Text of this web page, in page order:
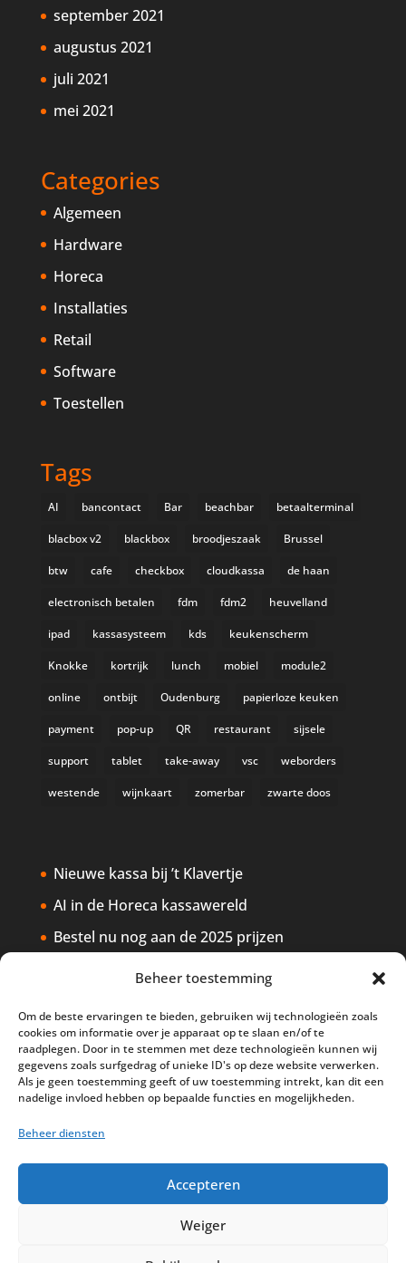
Beheer toestemming
Om de beste ervaringen te bieden, gebruiken wij technologieën zoals
cookies om informatie over je apparaat op te slaan en/of te
raadplegen. Door in te stemmen met deze technologieën kunnen wij
gegevens zoals surfgedrag of unieke ID's op deze website verwerken.
Als je geen toestemming geeft of uw toestemming intrekt, kan dit een
nadelige invloed hebben op bepaalde functies en mogelijkheden.
Beheer diensten
Accepteren
Weiger
september 2021
augustus 2021
juli 2021
mei 2021
Categories
Algemeen
Hardware
Horeca
Installaties
Retail
Software
Toestellen
Tags
AI bancontact Bar beachbar betaalterminal
blacbox v2 blackbox broodjeszaak Brussel
btw cafe checkbox cloudkassa de haan
electronisch betalen fdm fdm2 heuvelland
ipad kassasysteem kds keukenscherm
Knokke kortrijk lunch mobiel module2
online ontbijt Oudenburg papierloze keuken
payment pop-up QR restaurant sijsele
support tablet take-away vsc weborders
westende wijnkaart zomerbar zwarte doos
Nieuwe kassa bij ’t Klavertje
AI in de Horeca kassawereld
Bestel nu nog aan de 2025 prijzen
Safran Palace start met nieuw
BTW aanpassingen HoReCa vanaf 1
maart 2026
Disclaimer Privacy
Sitemap
Support
Peterschap
Cookiebeleid